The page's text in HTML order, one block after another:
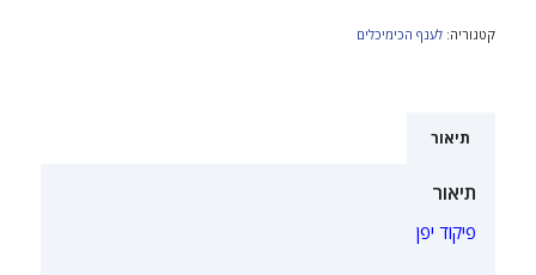
קטגוריה: לענף הכימיכלים
תיאור
תיאור
פיקוד יפן